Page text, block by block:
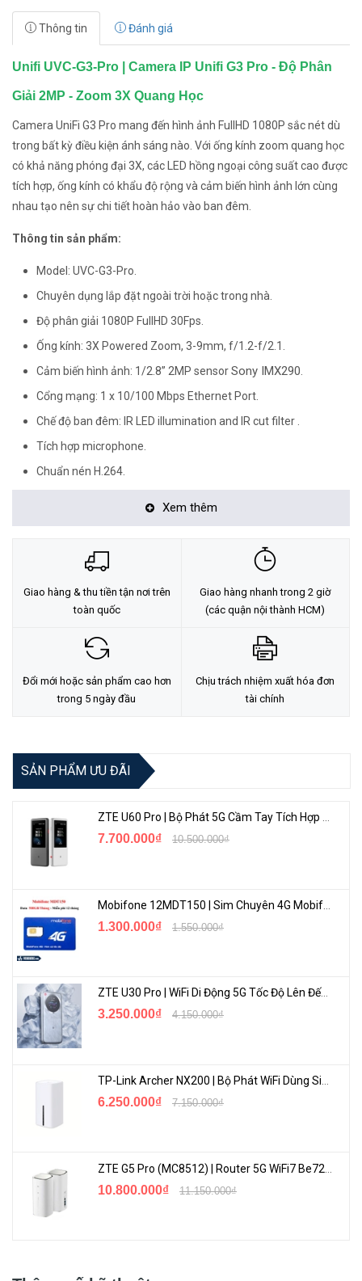
Thông tin Đánh giá
Unifi UVC-G3-Pro | Camera IP Unifi G3 Pro - Độ Phân
Giải 2MP - Zoom 3X Quang Học
Camera UniFi G3 Pro mang đến hình ảnh FullHD 1080P sắc nét dù
trong bất kỳ điều kiện ánh sáng nào. Với ống kính zoom quang học
có khả năng phóng đại 3X, các LED hồng ngoại công suất cao được
tích hợp, ống kính có khẩu độ rộng và cảm biến hình ảnh lớn cùng
nhau tạo nên sự chi tiết hoàn hảo vào ban đêm.
Thông tin sản phẩm:
Model: UVC-G3-Pro.
Chuyên dụng lắp đặt ngoài trời hoặc trong nhà.
Độ phân giải 1080P FullHD 30Fps.
Ống kính: 3X Powered Zoom, 3-9mm, f/1.2-f/2.1.
Cảm biến hình ảnh: 1/2.8” 2MP sensorSony IMX290
Cổng mạng: 1 x 10/100 Mbps Ethernet Port.
Chế độ ban đêm: IR LED illumination and IR cut filter .
Tích hợp microphone.
Chuẩn nén H.264.
Flicker Reduction, WDR, Hue, Sharpness, Saturation, Noise
Giao diện tích hợp UniFi Protect.
Hỗ trợ 802.3af or 24V Passive PoE.
Công suất tiêu thụ tối đa: 12.5W.
<Hotline: 0828.011.011 - (028)7300.2021 - VoHoang.vn>
Xem thêm
Giao hàng & thu tiền tận nơi trên
toàn quốc
Giao hàng nhanh trong 2 giờ
(các quận nội thành HCM)
Đổi mới hoặc sản phẩm cao hơn
trong 5 ngày đầu
Chịu trách nhiệm xuất hóa đơn
tài chính
SẢN PHẨM ƯU ĐÃI
ZTE U60 Pro | Bộ Phát 5G Cầm Tay Tích Hợp Công Nghệ WiFi 7, Pin 10000mAh
7.700.000₫ 10.500.000₫
1.300.000₫ 1.550.000₫
ZTE U30 Pro | WiFi Di Động 5G Tốc Độ Lên Đến 500Mbps, Màn Hình Cảm Ứng
3.250.000₫ 4.150.000₫
6.250.000₫ 7.150.000₫
10.800.000₫ 11.150.000₫